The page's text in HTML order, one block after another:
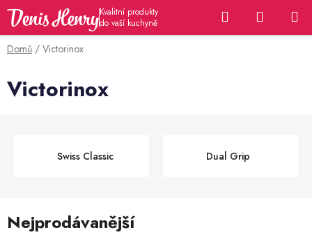
Přejít
obsah
Hledat
KOŠÍK
Domů / Victorinox
Victorinox
Swiss Classic Dual Grip
Nejprodávanější